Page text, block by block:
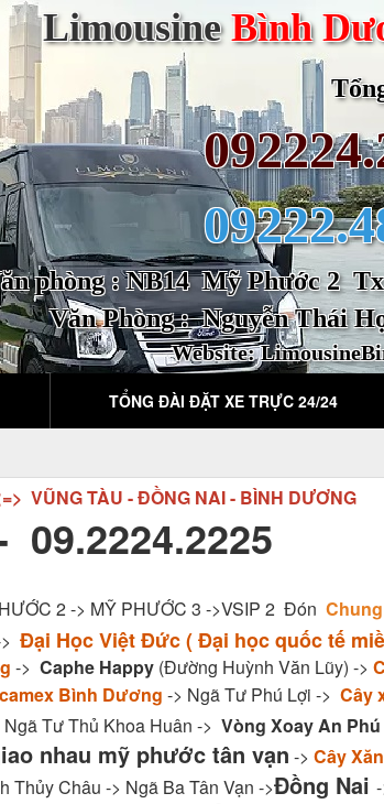
LimousineBình
Tổng đài
phòng : NB14 Mỹ Phước 2
Văn Phòng : Nguyễn Thái
Website:
TỔNG ĐÀI ĐẶT XE TRỰC 24/24
VŨNG TÀU - ĐỒNG NAI - BÌNH DƯƠNG
09.2224.2225
2 -> MỸ PHƯỚC 3 ->VSIP 2 Đón
Đại Học Việt Đức ( Đại học quốc tế
-> Caphe Happy (Đường Huỳnh Văn Lũy) ->
Bình Dương -> Ngã Tư Phú Lợi -> Cây
Ngã Tư Thủ Khoa Huân -> Vòng Xoay An Phú
nhau mỹ phước tân vạn -> Cây
Châu -> Ngã Ba Tân Vạn ->Đồng Nai